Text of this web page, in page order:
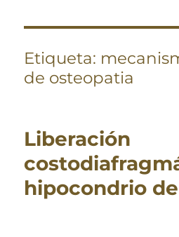
Etiqueta:
de osteopatia
Liberación
hipocondrio